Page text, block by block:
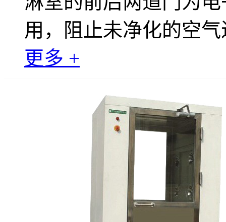
用，阻止未净化的空
更多 +